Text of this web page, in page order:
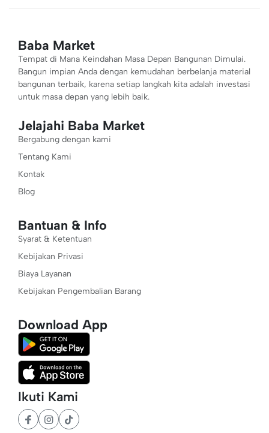
Baba Market
Tempat di Mana Keindahan Masa Depan Bangunan Dimulai.
Bangun impian Anda dengan kemudahan berbelanja material
bangunan terbaik, karena setiap langkah kita adalah investasi
untuk masa depan yang lebih baik.
Jelajahi Baba Market
Bergabung dengan kami
Tentang Kami
Kontak
Blog
Bantuan & Info
Syarat & Ketentuan
Kebijakan Privasi
Biaya Layanan
Kebijakan Pengembalian Barang
Download App
Ikuti Kami